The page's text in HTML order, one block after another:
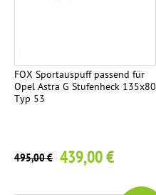
FOX Sportauspuff passend für
Opel Astra G Stufenheck 135x80
Typ 53
495,00 € 439,00 €